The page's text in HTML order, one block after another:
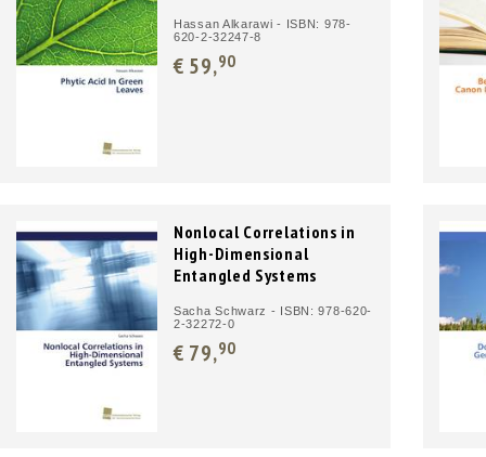
Hassan Alkarawi - ISBN: 978-
620-2-32247-8
€ 59,90
Nonlocal Correlations in
High-Dimensional
Entangled Systems
Sacha Schwarz - ISBN: 978-620-
2-32272-0
€ 79,90